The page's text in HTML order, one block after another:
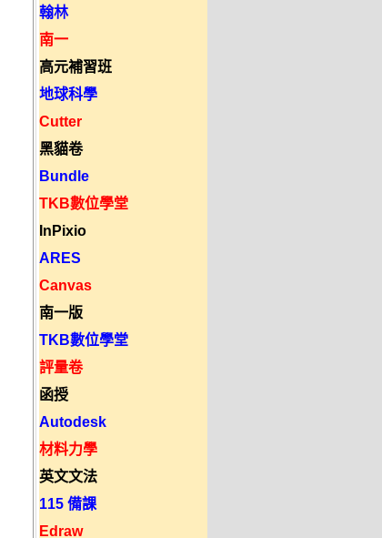
陣)全科目合輯版(3片裝)
翰林
南一
高元補習班
地球科學
Cutter
黑貓卷
Bundle
TKB數位學堂
InPixio
ARES
Canvas
南一版
TKB數位學堂
評量卷
函授
Autodesk
材料力學
英文文法
115 備課
Edraw